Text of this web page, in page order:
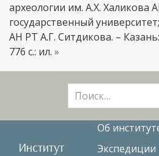
археологии им. А.Х. Халикова
государственный
АН РТ А.Г. Ситдикова. –
776 с.: ил. »
Институт
Об
Экспедиции